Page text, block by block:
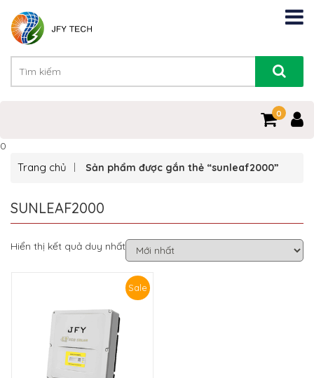
0
0
Trang chủ Sản phẩm được gắn thẻ “sunleaf2000”
SUNLEAF2000
Hiển thị kết quả duy nhất
Sale